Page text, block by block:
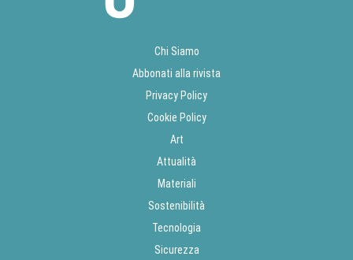
Chi Siamo
Abbonati alla rivista
Privacy Policy
Cookie Policy
Art
Attualità
Materiali
Sostenibilità
Tecnologia
Sicurezza